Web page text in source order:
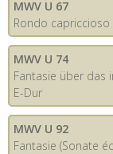
MWV U 67
Rondo capriccioso
MWV U 74
Fantasie über das
E-Dur
MWV U 92
Fantasie (Sonate